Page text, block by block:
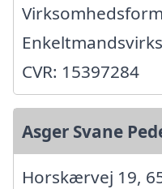
CVR: 15397284
Asger Svane
Horskærvej 19,